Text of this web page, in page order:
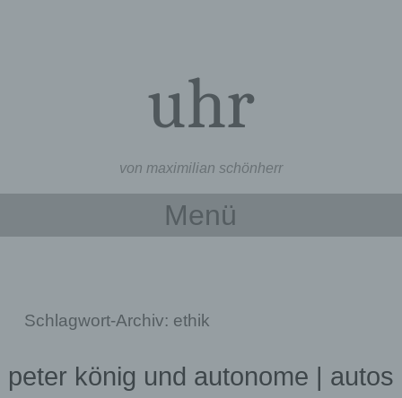
uhr
von maximilian schönherr
Menü
Schlagwort-Archiv: ethik
peter könig und autonome | autos